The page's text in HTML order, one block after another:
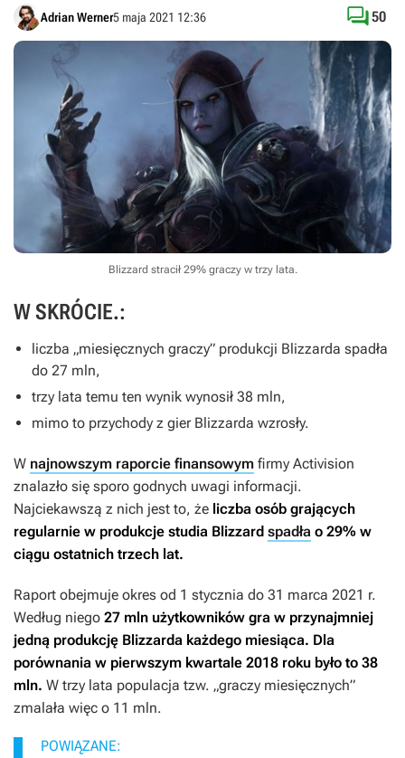
Adrian Werner5 maja 2021 12:36 50
Blizzard stracił 29% graczy w trzy lata.
W SKRÓCIE.:
liczba „miesięcznych graczy” produkcji Blizzarda spadła
do 27 mln,
trzy lata temu ten wynik wynosił 38 mln,
mimo to przychody z gier Blizzarda wzrosły.
W najnowszym raporcie finansowym firmy Activision
znalazło się sporo godnych uwagi informacji.
Najciekawszą z nich jest to, że liczba osób grających
regularnie w produkcje studia Blizzard spadła o 29% w
ciągu ostatnich trzech lat.
Raport obejmuje okres od 1 stycznia do 31 marca 2021 r.
Według niego 27 mln użytkowników gra w przynajmniej
jedną produkcję Blizzarda każdego miesiąca. Dla
porównania w pierwszym kwartale 2018 roku było to 38
mln. W trzy lata populacja tzw. „graczy miesięcznych”
zmalała więc o 11 mln.
POWIĄZANE: